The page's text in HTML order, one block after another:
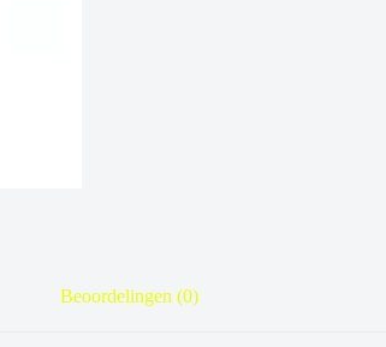
Beoordelingen (0)